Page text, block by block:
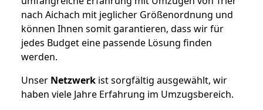
nach Aichach mit jeglicher Größenordnung und
können Ihnen somit garantieren, dass wir für
jedes Budget eine passende Lösung finden
werden.
Unser Netzwerk ist sorgfältig ausgewählt, wir
haben viele Jahre Erfahrung im Umzugsbereich.